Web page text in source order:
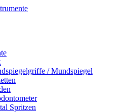
/ Mundspiegel
Spritzen